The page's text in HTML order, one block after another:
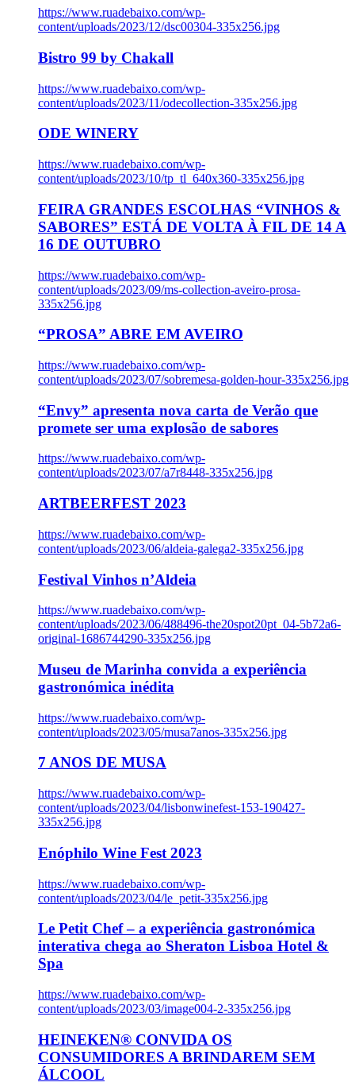
https://www.ruadebaixo.com/wp-
content/uploads/2023/12/dsc00304-335x256.jpg
Bistro 99 by Chakall
https://www.ruadebaixo.com/wp-
content/uploads/2023/11/odecollection-335x256.jpg
ODE WINERY
https://www.ruadebaixo.com/wp-
content/uploads/2023/10/tp_tl_640x360-335x256.jpg
FEIRA GRANDES ESCOLHAS “VINHOS &
SABORES” ESTÁ DE VOLTA À FIL DE 14 A
16 DE OUTUBRO
https://www.ruadebaixo.com/wp-
content/uploads/2023/09/ms-collection-aveiro-prosa-
335x256.jpg
“PROSA” ABRE EM AVEIRO
https://www.ruadebaixo.com/wp-
content/uploads/2023/07/sobremesa-golden-hour-335x256.jpg
“Envy” apresenta nova carta de Verão que
promete ser uma explosão de sabores
https://www.ruadebaixo.com/wp-
content/uploads/2023/07/a7r8448-335x256.jpg
ARTBEERFEST 2023
https://www.ruadebaixo.com/wp-
content/uploads/2023/06/aldeia-galega2-335x256.jpg
Festival Vinhos n’Aldeia
https://www.ruadebaixo.com/wp-
content/uploads/2023/06/488496-the20spot20pt_04-5b72a6-
original-1686744290-335x256.jpg
Museu de Marinha convida a experiência
gastronómica inédita
https://www.ruadebaixo.com/wp-
content/uploads/2023/05/musa7anos-335x256.jpg
7 ANOS DE MUSA
https://www.ruadebaixo.com/wp-
content/uploads/2023/04/lisbonwinefest-153-190427-
335x256.jpg
Enóphilo Wine Fest 2023
https://www.ruadebaixo.com/wp-
content/uploads/2023/04/le_petit-335x256.jpg
Le Petit Chef – a experiência gastronómica
interativa chega ao Sheraton Lisboa Hotel &
Spa
https://www.ruadebaixo.com/wp-
content/uploads/2023/03/image004-2-335x256.jpg
HEINEKEN® CONVIDA OS
CONSUMIDORES A BRINDAREM SEM
ÁLCOOL